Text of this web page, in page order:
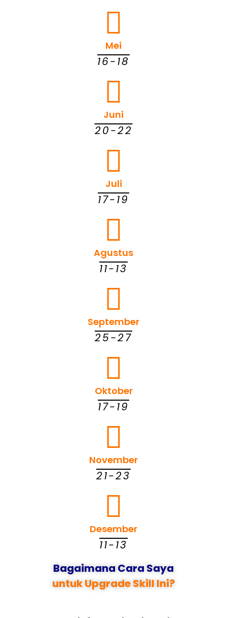
Mei
16-18
Juni
20-22
Juli
17-19
Agustus
11-13
September
25-27
Oktober
17-19
November
21-23
Desember
11-13
Bagaimana Cara Saya
untuk Upgrade Skill Ini?